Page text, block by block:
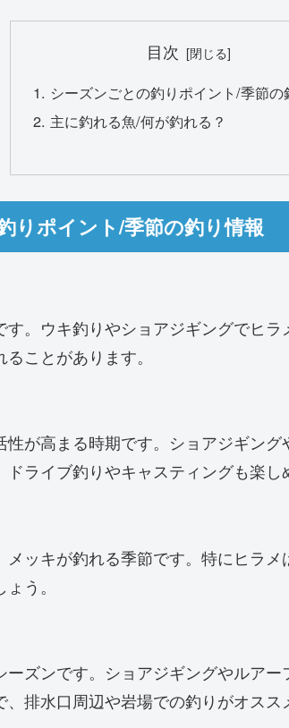
目次
シーズンごとの釣りポイント/季節の
主に釣れる魚/何が釣れる？
りポイント/季節の釣り情報
。ウキ釣りやショアジギングでヒ
ことがあります。
が高まる時期です。ショアジギン
ライブ釣りやキャスティングも楽し
ッキが釣れる季節です。特にヒラ
う。
ズンです。ショアジギングやルア
排水口周辺や岩場での釣りがオスス